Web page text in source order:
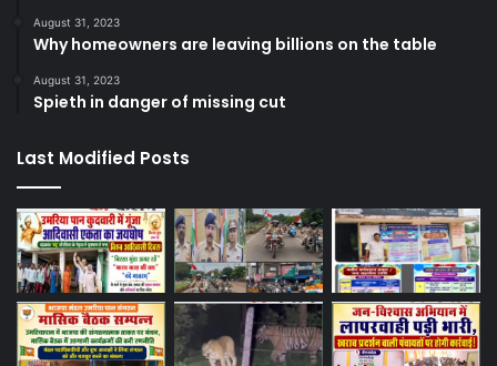
August 31, 2023
Why homeowners are leaving billions on the table
August 31, 2023
Spieth in danger of missing cut
Last Modified Posts